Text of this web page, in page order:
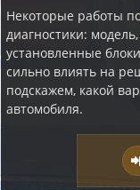
Некоторые работы
диагностики:
установленные
сильно влиять на
подскажем, какой
автомобиля.